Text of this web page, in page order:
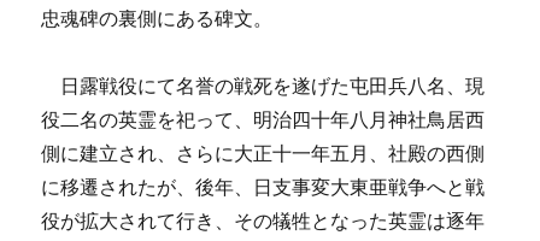
忠魂碑の裏側にある碑文。
日露戦役にて名誉の戦死を遂げた屯田兵八名、現
役二名の英霊を祀って、明治四十年八月神社鳥居西
側に建立され、さらに大正十一年五月、社殿の西側
に移遷されたが、後年、日支事変大東亜戦争へと戦
役が拡大されて行き、その犠牲となった英霊は逐年